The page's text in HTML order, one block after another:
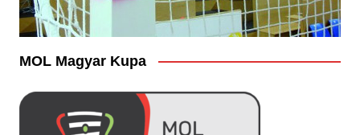
MOL Magyar Kupa